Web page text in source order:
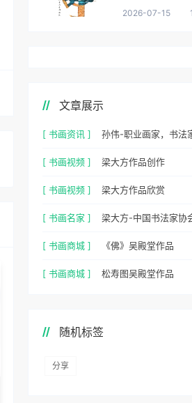
2026-07-15
文章展示
[ 书画资讯 ] 孙伟-职业画家，书法
[ 书画视频 ] 梁大方作品创作
[ 书画视频 ] 梁大方作品欣赏
[ 书画名家 ] 梁大方-中国书法家协
[ 书画商城 ] 《佛》吴殿堂作品
[ 书画商城 ] 松寿图吴殿堂作品
随机标签
分享